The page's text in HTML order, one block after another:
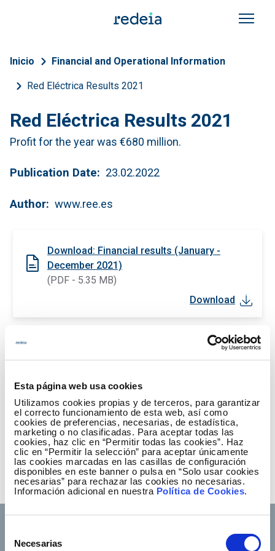
Esta página web usa cookies
Utilizamos cookies propias y de terceros, para garantizar
el correcto funcionamiento de esta web, así como
cookies de preferencias, necesarias, de estadística,
marketing o no clasificadas. Para aceptar todas las
cookies, haz clic en “Permitir todas las cookies”. Haz
clic en “Permitir la selección” para aceptar únicamente
las cookies marcadas en las casillas de configuración
disponibles en este banner o pulsa en “Solo usar cookies
necesarias” para rechazar las cookies no necesarias.
Información adicional en nuestra Política de Cookies.
Necesarias
Breadcrumb
Inicio Financial and Operational Information
Red Eléctrica Results 2021
Red Eléctrica Results 2021
Profit for the year was €680 million.
Publication Date 23.02.2022
Author www.ree.es
Download: Financial results (January -
December 2021)
(PDF - 5.35 MB)
Download